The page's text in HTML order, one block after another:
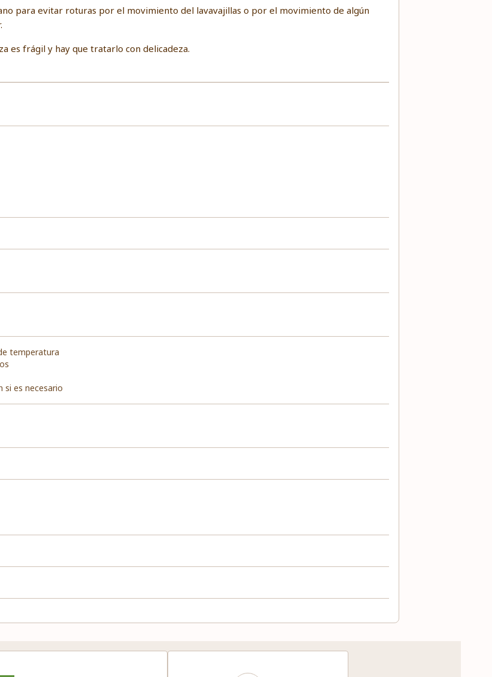
para evitar roturas por el movimiento del lavavajillas o por el movimiento de algún
es frágil y hay que tratarlo con delicadeza.
temperatura
si es necesario